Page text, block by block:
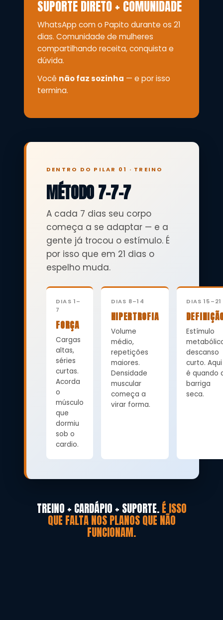
SUPORTE DIRETO + COMUNIDADE
WhatsApp com o Papito durante os 21
dias. Comunidade de mulheres
compartilhando receita, conquista e
dúvida.
Você não faz sozinha — e por isso
termina.
DENTRO DO PILAR 01 · TREINO
MÉTODO 7-7-7
A cada 7 dias seu corpo
começa a se adaptar — e a
gente já trocou o estímulo. É
por isso que em 21 dias o
espelho muda.
DIAS 1–
7
FORÇA
Cargas
altas,
séries
curtas.
Acorda
o
músculo
que
dormiu
sob o
cardio.
DIAS 8–14
HIPERTROFIA
Volume
médio,
repetições
maiores.
Densidade
muscular
começa a
virar forma.
DIAS 15–21
Estímulo
descanso
curto. Aqui
é quando
barriga
seca.
TREINO + CARDÁPIO + SUPORTE.É ISSO
QUE FALTA NOS PLANOS QUE NÃO
FUNCIONAM.